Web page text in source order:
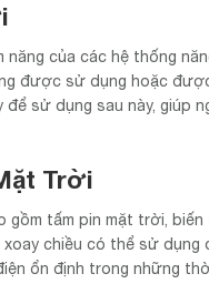
của các hệ thống
được sử dụng hoặc
sử dụng sau này, giúp
Trời
tấm pin mặt trời,
chiều có thể sử
ổn định trong những